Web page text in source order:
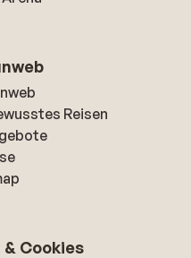
Reisen
Cookies